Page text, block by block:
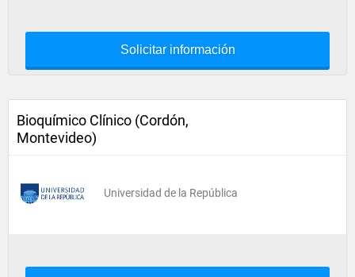
Solicitar información
Bioquímico Clínico (Cordón,
Montevideo)
Universidad de la República